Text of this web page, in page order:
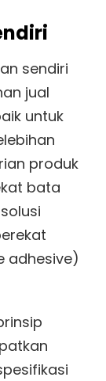
sendiri
jual
untuk
produk
bata
adhesive)